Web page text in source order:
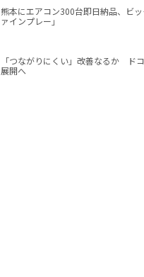
熊本にエアコン300台即日納品、ビ
ァインプレー」
「つながりにくい」改善なるか ド
展開へ